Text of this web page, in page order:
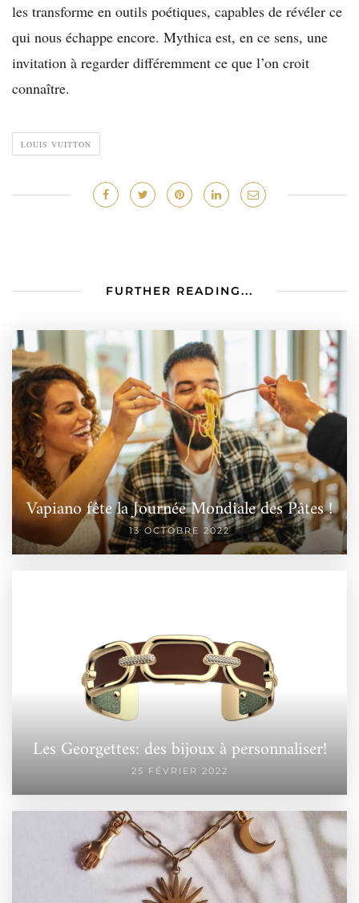
les transforme en outils poétiques, capables de révéler ce
qui nous échappe encore. Mythica est, en ce sens, une
invitation à regarder différemment ce que l’on croit
connaître.
LOUIS VUITTON
FURTHER READING...
Vapiano fête la Journée Mondiale des Pâtes !
13 OCTOBRE 2022
Les Georgettes: des bijoux à personnaliser!
25 FÉVRIER 2022